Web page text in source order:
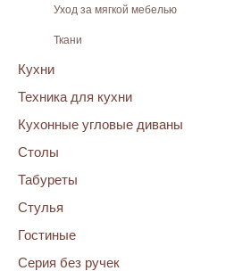
Уход за мягкой мебелью
Ткани
Кухни
Техника для кухни
Кухонные угловые диваны
Столы
Табуреты
Стулья
Гостиные
Серия без ручек